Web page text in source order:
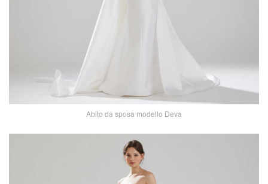
Abito da sposa modello Deva